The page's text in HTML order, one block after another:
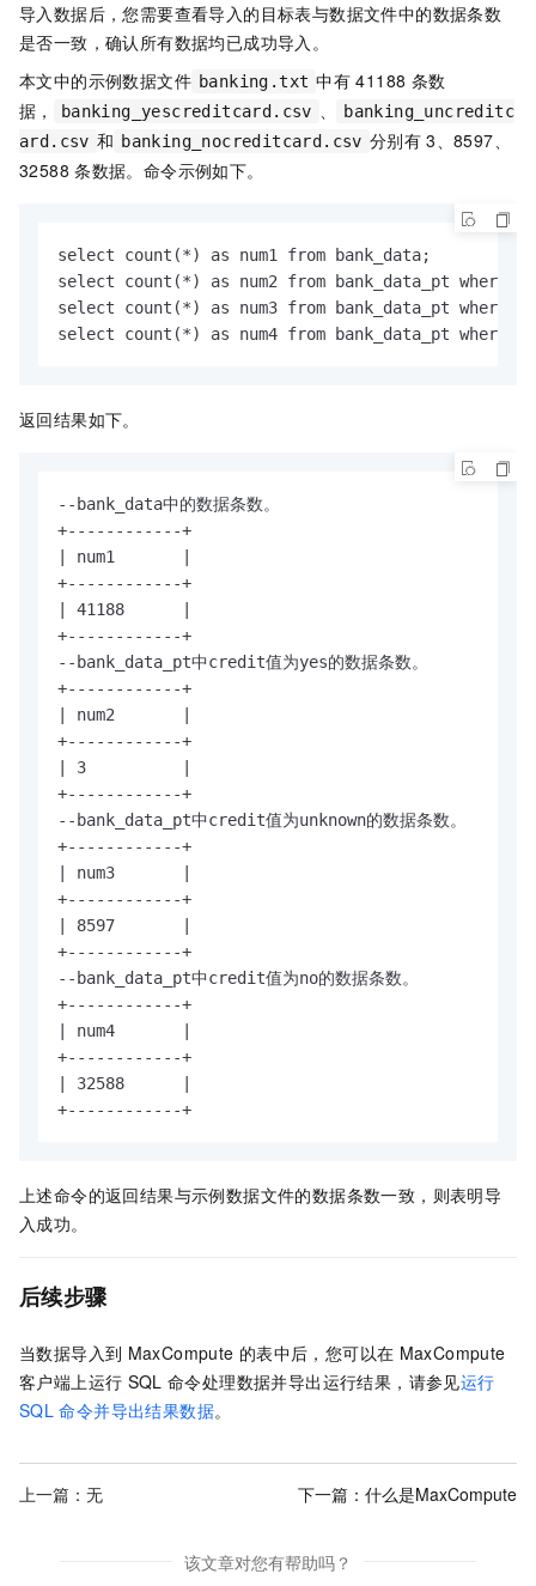
导入数据后，您需要查看导入的目标表与数据文件中的数据条数
是否一致，确认所有数据均已成功导入。
本文中的示例数据文件 banking.txt 中有 41188 条数
据，
banking_yescreditcard.csv 、
banking_uncreditc
ard.csv 和 banking_nocreditcard.csv 分别有 3、8597、
32588 条数据。命令示例如下。
select count(*) as num1 from bank_data;
select count(*) as num2 from bank_data_pt where
select count(*) as num3 from bank_data_pt where
select count(*) as num4 from bank_data_pt where
返回结果如下。
--bank_data中的数据条数。
+------------+
| num1       |
+------------+
| 41188      |
+------------+
--bank_data_pt中credit值为yes的数据条数。
+------------+
| num2       |
+------------+
| 3          |
+------------+
--bank_data_pt中credit值为unknown的数据条数。
+------------+
| num3       |
+------------+
| 8597       |
+------------+
--bank_data_pt中credit值为no的数据条数。
+------------+
| num4       |
+------------+
| 32588      |
+------------+
上述命令的返回结果与示例数据文件的数据条数一致，则表明导
入成功。
后续步骤
当数据导入到 MaxCompute 的表中后，您可以在 MaxCompute
客户端上运行 SQL 命令处理数据并导出运行结果，请参见运行
SQL 命令并导出结果数据。
上一篇：无 下一篇： 什么是MaxCompute
该文章对您有帮助吗？